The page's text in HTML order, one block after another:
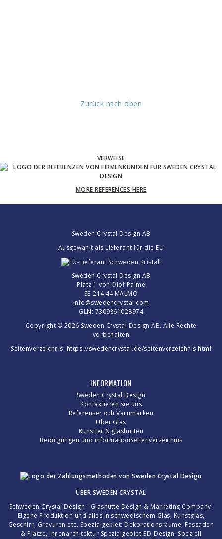
Zurück nach oben
VERWEISE
MORE REFERENCES HERE
Sweden Crystal Design AB
Ausgewählt als Lieferant für die EU
Sweden Crystal Design AB
Platz 1 von Olof Palme
SE-214 44 MALMÖ
info@swedencrystal.com
GLN: 7309861028974
Copyright © 2026 Sweden Crystal Design AB. Alle Rechte
vorbehalten
Seitenverzeichnis: https://swedencrystal.de/seitenverzeichnis.html
INFORMATION
Sweden Crystal Design
Kontaktieren sie uns
Referenser och Varumärken
Uber Glas
Kunstler & glashutten
Bedingungen und informationSeitenverzeichnis
ÜBER SWEDEN CRYSTAL
Schweden Crystal Design - Glashütte Design & Marketing Company.
Eigene Produktion und alles in schwedischem Glas, Kunstglas,
Geschirr, Gravuren etc. Spezialgebiet: Dekorationsräume, Fassaden
& Plätze, Innenarchitektur Spezialgebiet 3D-Design. Speziell